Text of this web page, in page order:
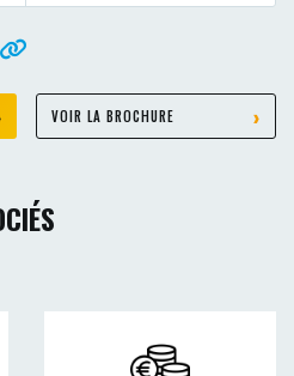
VOIR LA BROCHURE